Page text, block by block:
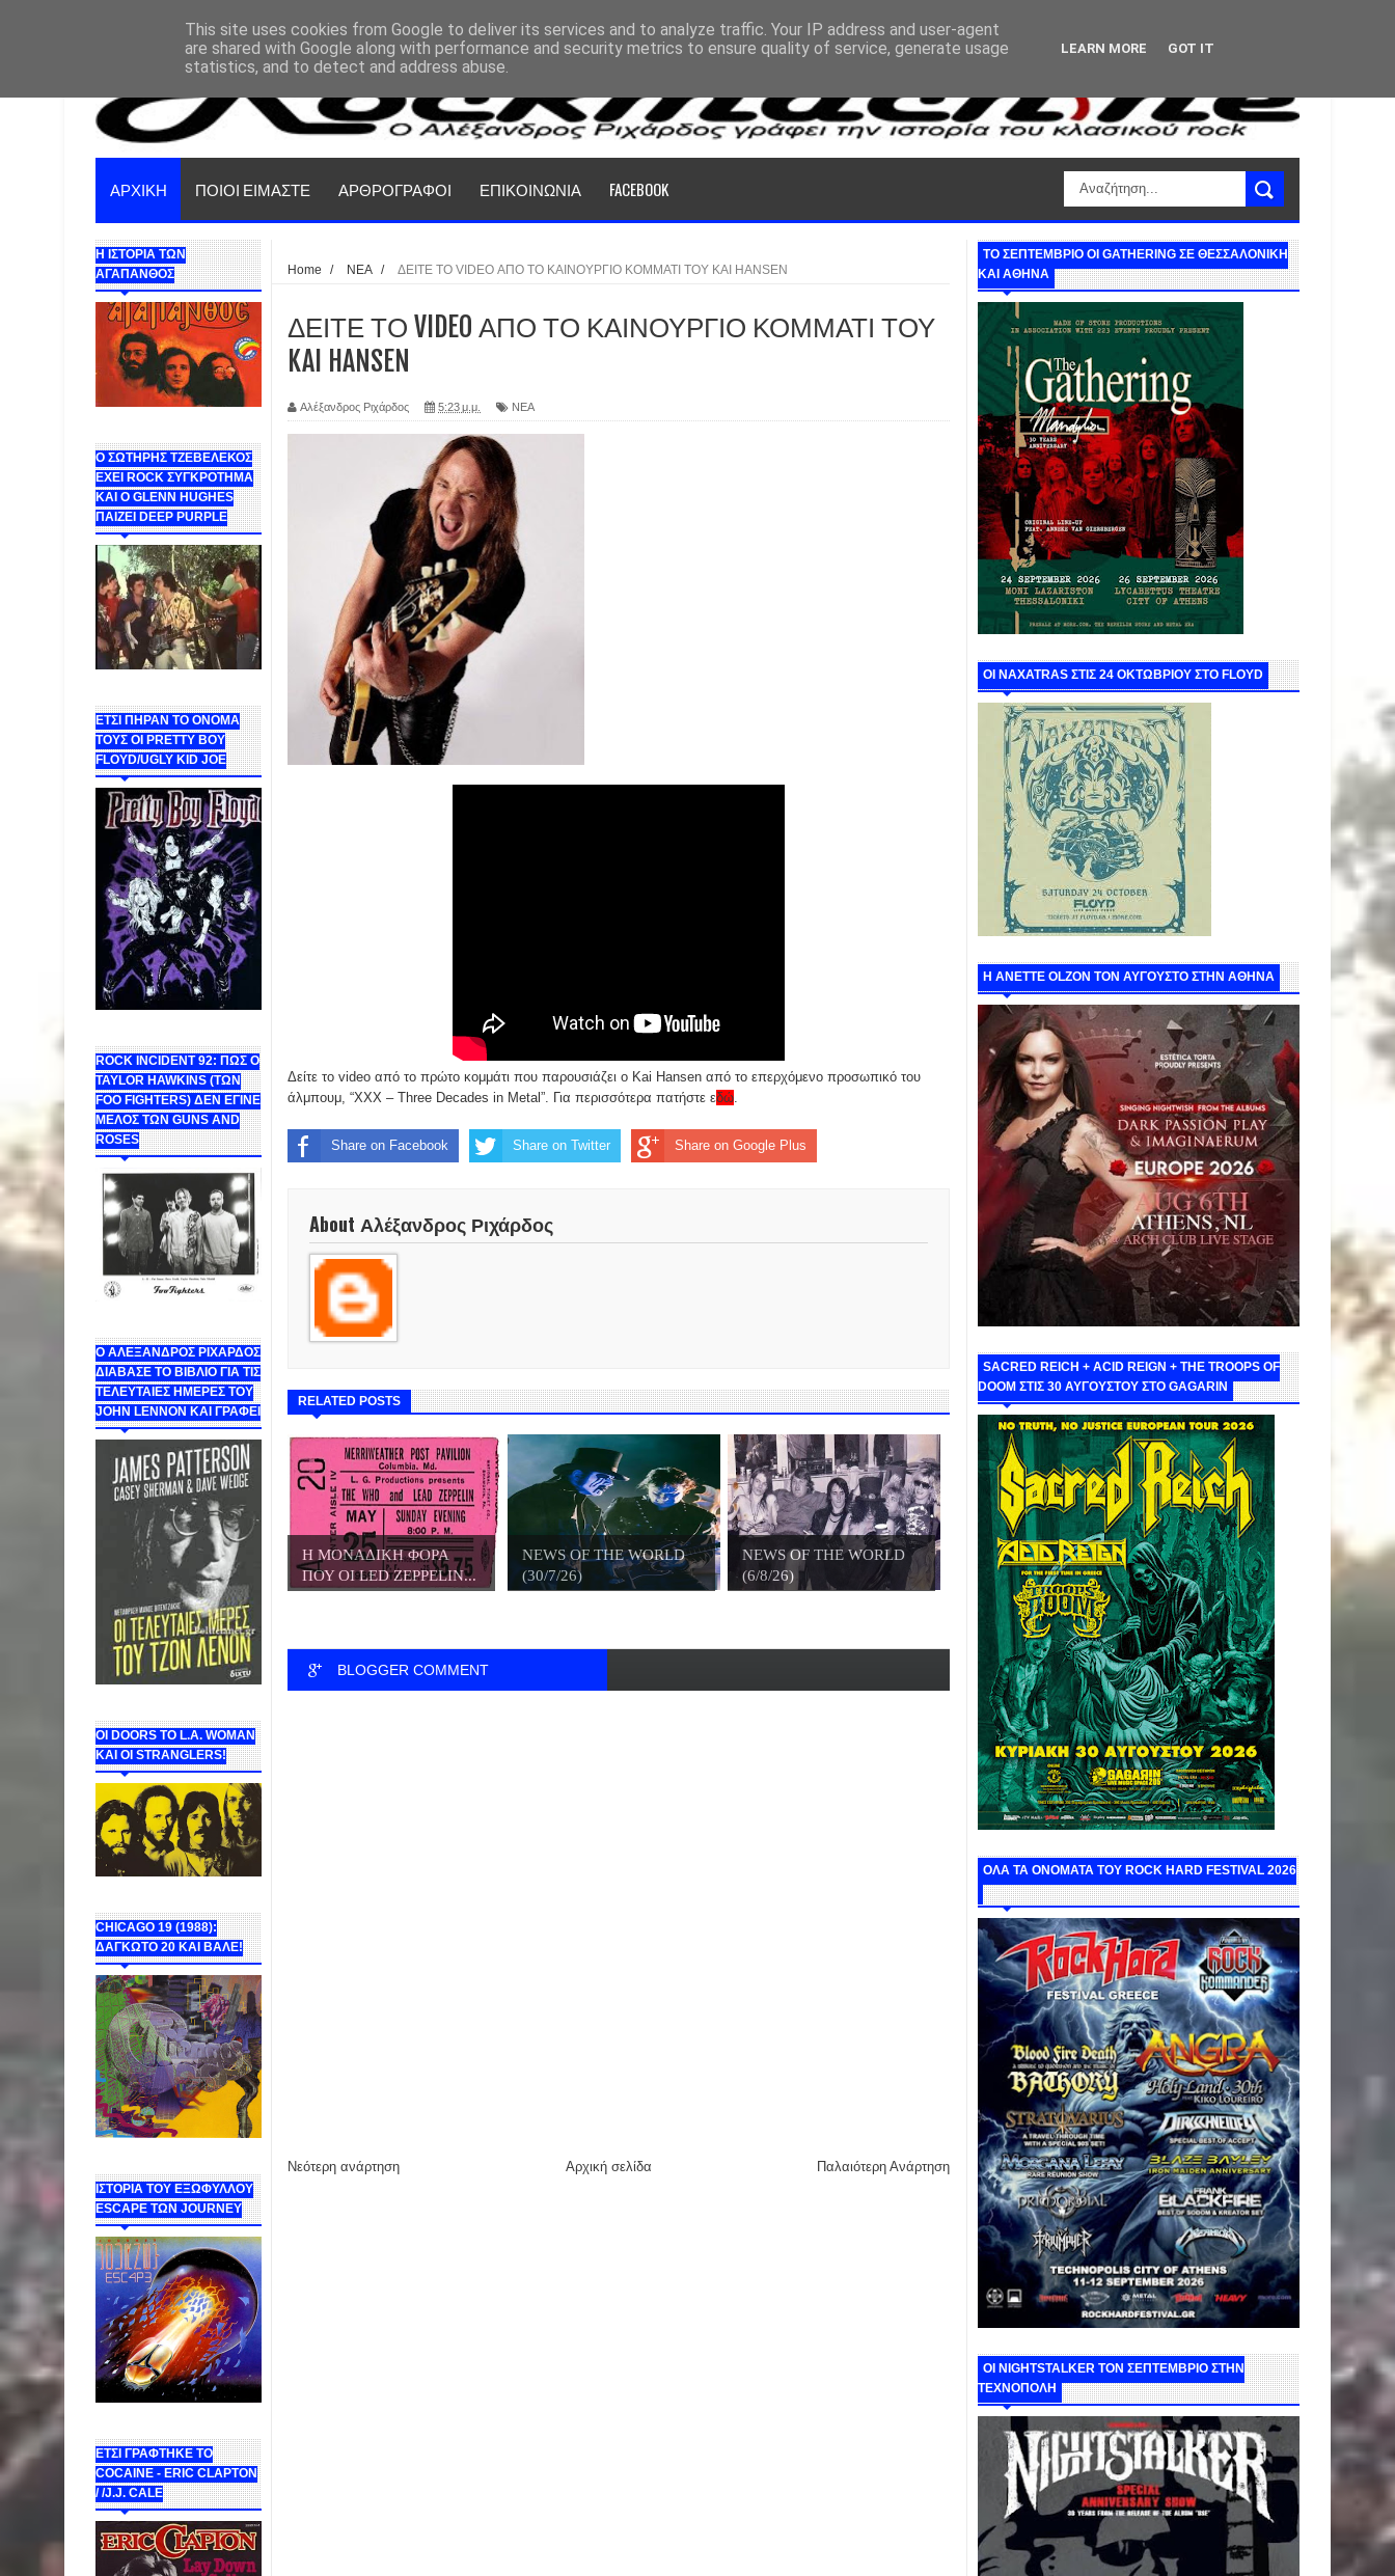
ΑΡΧΙΚΗ ΠΟΙΟΙ ΕΙΜΑΣΤΕ ΑΡΘΡΟΓΡΑΦΟΙ ΕΠΙΚΟΙΝΩΝΙΑ FACEBOOK
Η ΙΣΤΟΡΙΑ ΤΩΝ
ΑΓΑΠΑΝΘΟΣ
Ο ΣΩΤΗΡΗΣ ΤΖΕΒΕΛΕΚΟΣ
ΕΧΕΙ ROCK ΣΥΓΚΡΟΤΗΜΑ
ΚΑΙ Ο GLENN HUGHES
ΠΑΙΖΕΙ DEEP PURPLE
ΕΤΣΙ ΠΗΡΑΝ ΤΟ ΟΝΟΜΑ
ΤΟΥΣ ΟΙ PRETTY BOY
FLOYD/UGLY KID JOE
ROCK INCIDENT 92: ΠΩΣ Ο
TAYLOR HAWKINS (ΤΩΝ
FOO FIGHTERS) ΔΕΝ ΕΓΙΝΕ
ΜΕΛΟΣ ΤΩΝ GUNS AND
ROSES
Ο ΑΛΕΞΑΝΔΡΟΣ ΡΙΧΑΡΔΟΣ
ΔΙΑΒΑΣΕ ΤΟ ΒΙΒΛΙΟ ΓΙΑ ΤΙΣ
ΤΕΛΕΥΤΑΙΕΣ ΗΜΕΡΕΣ ΤΟΥ
JOHN LENNON ΚΑΙ ΓΡΑΦΕΙ
ΟΙ DOORS ΤΟ L.A. WOMAN
KAI OI STRANGLERS!
CHICAGO 19 (1988):
ΔΑΓΚΩΤΟ 20 ΚΑΙ ΒΑΛΕ!
ΙΣΤΟΡΙΑ ΤΟΥ ΕΞΩΦΥΛΛΟΥ
ESCAPE ΤΩΝ JOURNEY
ΕΤΣΙ ΓΡΑΦΤΗΚΕ ΤΟ
COCAINE - ERIC CLAPTON
/ /J.J. CALE
Home / ΝΕΑ / ΔΕΙΤΕ ΤΟ VIDEO ΑΠΟ ΤΟ ΚΑΙΝΟΥΡΓΙΟ ΚΟΜΜΑΤΙ ΤΟΥ KAI HANSEN
ΔΕΙΤΕ ΤΟ VIDEO ΑΠΟ ΤΟ ΚΑΙΝΟΥΡΓΙΟ ΚΟΜΜΑΤΙ ΤΟΥ
KAI HANSEN
Αλέξανδρος Ριχάρδος 5:23 μ.μ. ΝΕΑ
Δείτε το video από το πρώτο κομμάτι που παρουσιάζει ο Kai Hansen από το επερχόμενο προσωπικό του
άλμπουμ, “XXX – Three Decades in Metal”. Για περισσότερα πατήστε εδώ
Share on Facebook Share on Twitter Share on Google Plus
About Αλέξανδρος Ριχάρδος
RELATED POSTS
Η ΜΟΝΑΔΙΚΗ ΦΟΡΑ
ΠΟΥ ΟΙ LED ZEPPELIN...
NEWS OF THE WORLD
(30/7/26)
NEWS OF THE WORLD
(6/8/26)
BLOGGER COMMENT
Νεότερη ανάρτηση Παλαιότερη Ανάρτηση
Αρχική σελίδα
ΤΟ ΣΕΠΤΕΜΒΡΙΟ ΟΙ GATHERING ΣΕ ΘΕΣΣΑΛΟΝΙΚΗ
ΚΑΙ ΑΘΗΝΑ
ΟΙ NAXATRAS ΣΤΙΣ 24 ΟΚΤΩΒΡΙΟΥ ΣΤΟ FLOYD
Η ANETTE OLZON ΤΟΝ ΑΥΓΟΥΣΤΟ ΣΤΗΝ ΑΘΗΝΑ
SACRED REICH + ACID REIGN + THE TROOPS OF
DOOM ΣΤΙΣ 30 ΑΥΓΟΥΣΤΟΥ ΣΤΟ GAGARIN
ΟΛΑ ΤΑ ΟΝΟΜΑΤΑ ΤΟΥ ROCK HARD FESTIVAL 2026
ΟΙ NIGHTSTALKER ΤΟΝ ΣΕΠΤΕΜΒΡΙΟ ΣΤΗΝ
ΤΕΧΝΟΠΟΛΗ
This site uses cookies from Google to deliver its services and to analyze traffic. Your IP address and user-agent
are shared with Google along with performance and security metrics to ensure quality of service, generate usage
statistics, and to detect and address abuse.
LEARN MORE GOT IT